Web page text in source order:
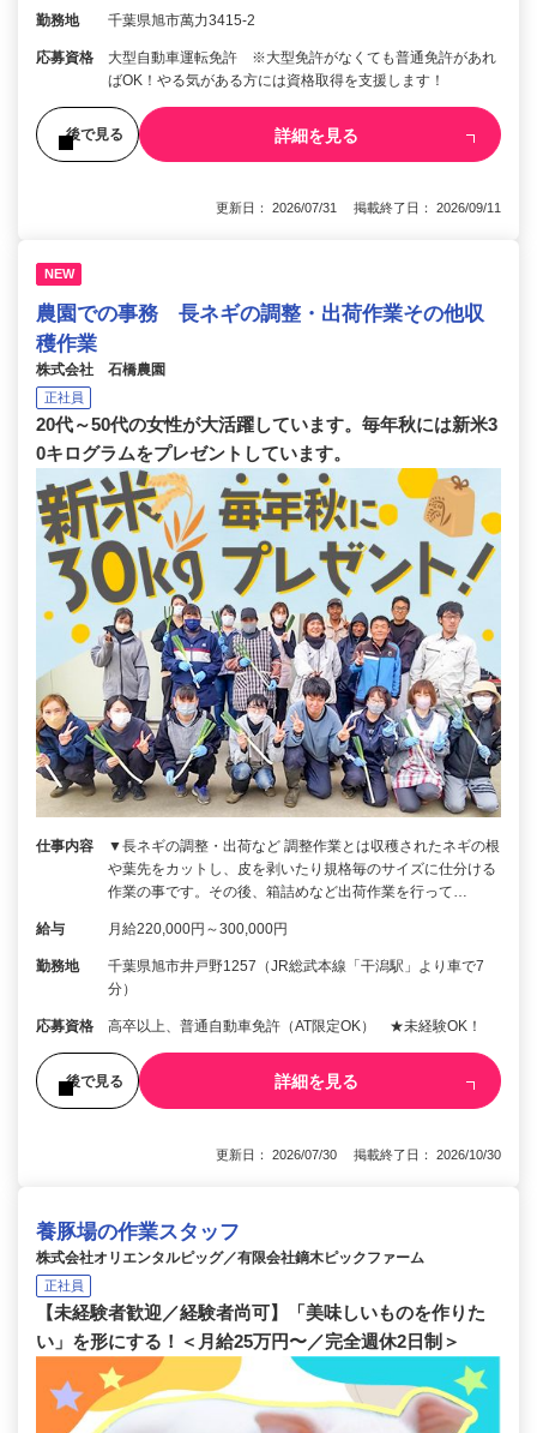
勤務地 千葉県旭市萬力3415-2
応募資格
大型自動車運転免許 ※大型免許がなくても普通免許があれ
ばOK！やる気がある方には資格取得を支援します！
後で見る 詳細を見る
更新日： 2026/07/31 掲載終了日： 2026/09/11
NEW
農園での事務 長ネギの調整・出荷作業その他収
穫作業
株式会社 石橋農園
正社員
20代～50代の女性が大活躍しています。毎年秋には新米3
0キログラムをプレゼントしています。
仕事内容
▼長ネギの調整・出荷など 調整作業とは収穫されたネギの根
や葉先をカットし、皮を剥いたり規格毎のサイズに仕分ける
作業の事です。その後、箱詰めなど出荷作業を行って…
給与 月給220,000円～300,000円
勤務地
千葉県旭市井戸野1257（JR総武本線「干潟駅」より車で7
分）
応募資格 高卒以上、普通自動車免許（AT限定OK） ★未経験OK！
後で見る 詳細を見る
更新日： 2026/07/30 掲載終了日： 2026/10/30
養豚場の作業スタッフ
株式会社オリエンタルピッグ／有限会社鏑木ピックファーム
正社員
【未経験者歓迎／経験者尚可】「美味しいものを作りた
い」を形にする！＜月給25万円〜／完全週休2日制＞